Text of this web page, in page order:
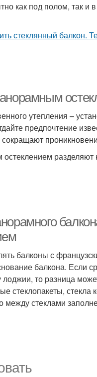
как под полом, так
утепления –
предпочтение
сокращают
разделяют
балконы с
балкона. Если
то разница
стеклопакеты,
между стеклами